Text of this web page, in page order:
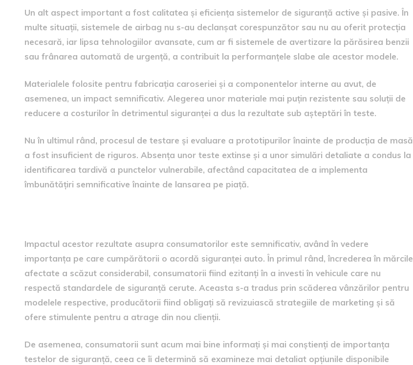
Un alt aspect important a fost calitatea și eficiența sistemelor de siguranță active și pasive. În
multe situații, sistemele de airbag nu s-au declanșat corespunzător sau nu au oferit protecția
necesară, iar lipsa tehnologiilor avansate, cum ar fi sistemele de avertizare la părăsirea benzii
sau frânarea automată de urgență, a contribuit la performanțele slabe ale acestor modele.
Materialele folosite pentru fabricația caroseriei și a componentelor interne au avut, de
asemenea, un impact semnificativ. Alegerea unor materiale mai puțin rezistente sau soluții de
reducere a costurilor în detrimentul siguranței a dus la rezultate sub așteptări în teste.
Nu în ultimul rând, procesul de testare și evaluare a prototipurilor înainte de producția de masă
a fost insuficient de riguros. Absența unor teste extinse și a unor simulări detaliate a condus la
identificarea tardivă a punctelor vulnerabile, afectând capacitatea de a implementa
îmbunătățiri semnificative înainte de lansarea pe piață.
Impactul acestor rezultate asupra consumatorilor este semnificativ, având în vedere
importanța pe care cumpărătorii o acordă siguranței auto. În primul rând, încrederea în mărcile
afectate a scăzut considerabil, consumatorii fiind ezitanți în a investi în vehicule care nu
respectă standardele de siguranță cerute. Aceasta s-a tradus prin scăderea vânzărilor pentru
modelele respective, producătorii fiind obligați să revizuiască strategiile de marketing și să
ofere stimulente pentru a atrage din nou clienții.
De asemenea, consumatorii sunt acum mai bine informați și mai conștienți de importanța
testelor de siguranță, ceea ce îi determină să examineze mai detaliat opțiunile disponibile